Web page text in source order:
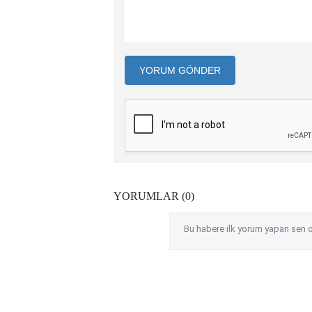
YORUM GÖNDER
YORUMLAR (0)
Bu habere ilk yorum yapan sen